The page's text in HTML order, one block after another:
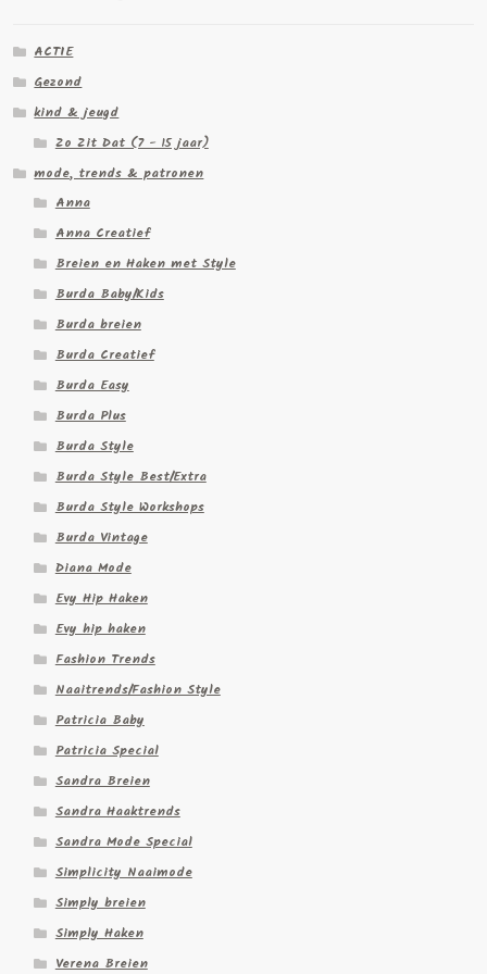
ACTIE
Gezond
kind & jeugd
Zo Zit Dat (7 - 15 jaar)
mode, trends & patronen
Anna
Anna Creatief
Breien en Haken met Style
Burda Baby/Kids
Burda breien
Burda Creatief
Burda Easy
Burda Plus
Burda Style
Burda Style Best/Extra
Burda Style Workshops
Burda Vintage
Diana Mode
Evy Hip Haken
Evy hip haken
Fashion Trends
Naaitrends/Fashion Style
Patricia Baby
Patricia Special
Sandra Breien
Sandra Haaktrends
Sandra Mode Special
Simplicity Naaimode
Simply breien
Simply Haken
Verena Breien